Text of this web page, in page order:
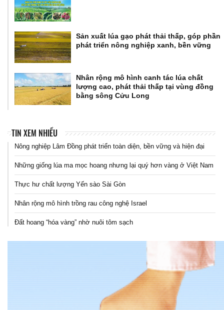
Sản xuất lúa gạo phát thải thấp, góp phần
phát triển nông nghiệp xanh, bền vững
Nhân rộng mô hình canh tác lúa chất
lượng cao, phát thải thấp tại vùng đồng
bằng sông Cửu Long
TIN XEM NHIỀU
Nông nghiệp Lâm Đồng phát triển toàn diện, bền vững và hiện đại
Những giống lúa ma mọc hoang nhưng lại quý hơn vàng ở Việt Nam
Thực hư chất lượng Yến sào Sài Gòn
Nhân rộng mô hình trồng rau công nghệ Israel
Đất hoang “hóa vàng” nhờ nuôi tôm sạch